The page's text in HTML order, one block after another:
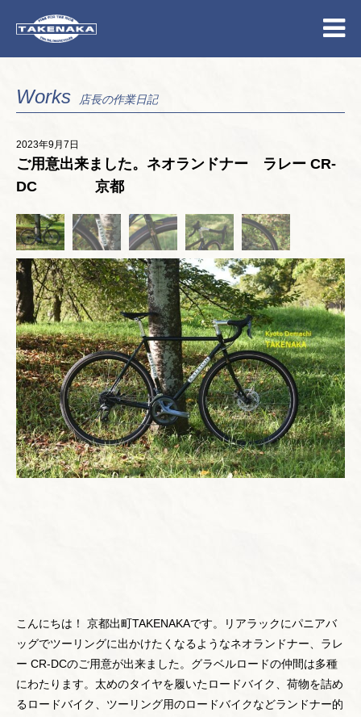
Works 店長の作業日記
2023年9月7日
ご用意出来ました。ネオランドナー ラレー CR-
DC 京都
こんにちは！ 京都出町TAKENAKAです。リアラックにパニアバ
ッグでツーリングに出かけたくなるようなネオランドナー、ラレ
ー CR-DCのご用意が出来ました。グラベルロードの仲間は多種
にわたります。太めのタイヤを履いたロードバイク、荷物を詰め
るロードバイク、ツーリング用のロードバイクなどランドナー的